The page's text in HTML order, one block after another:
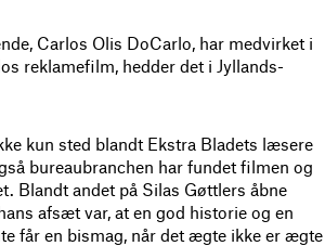
Carlos Olis DoCarlo, har medvirket i
reklamefilm, hedder det i Jyllands-
kun sted blandt Ekstra Bladets læsere
bureaubranchen har fundet filmen og
Blandt andet på Silas Gøttlers åbne
afsæt var, at en god historie og en
får en bismag, når det ægte ikke er ægte